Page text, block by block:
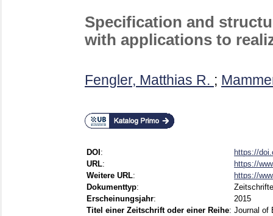
Specification and
with applications to
Fengler, Matthias R. ;
DOI :
https://
URL:
https://
Weitere URL:
https://
Dokumenttyp:
Erscheinungsjahr:
2015
Titel einer Zeitschrift oder einer Reihe: Journal of